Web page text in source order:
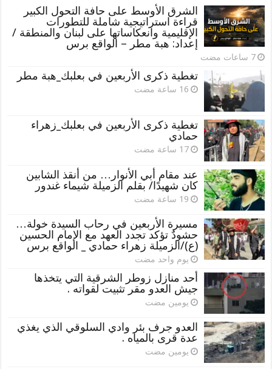
الشرق الأوسط على حافة التحول الكبير
قراءة استراتيجية شاملة للتطورات
الإقليمية وانعكاساتها على لبنان والمنطقة /
إعداد: هبة مطر – الواقع برس
‏7 ساعات مضت
تغطية ذكرى الأربعين في بعلبك_هبة مطر
تغطية ذكرى الأربعين في بعلبك_زهراء
حمادي
‏17 ساعة مضت
عند مقام أبي الأنوار… من أنقذ الشابين
كان شهيدًا/ بقلم الزميلة شيماء غندور
مسيرة الأربعين في رحاب السيدة خولة…
حشودٌ تؤكد تجدد العهد مع الإمام الحسين
(ع)/الزميلة زهراء حمادي _ الواقع برس
‏يوم واحد مضت
أحد منازل زوطر الشرقية التي يتخذها
جيش العدو مقر تثبيت لقواته .
‏يومين مضت
العدو جرف بئر وادي السلوقي الذي يغذي
عدة قرى بالمياه .
‏يومين مضت